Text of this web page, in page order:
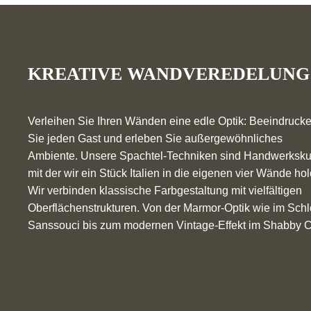
KREATIVE WANDVEREDELUNG
Verleihen Sie Ihren Wänden eine edle Optik:
Sie jeden Gast und erleben Sie außergewöhnliches
Ambiente. Unsere Spachtel-Techniken sind
mit der wir ein Stück Italien in die eigenen vier Wände
Wir verbinden klassische Farbgestaltung mit vielfältigen
Oberflächenstrukturen. Von der Marmor-Optik wie im
Sanssouci bis zum modernen Vintage-Effekt im Shabby